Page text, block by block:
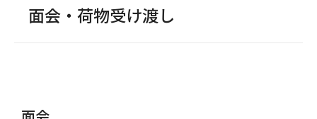
面会・荷物受け渡し